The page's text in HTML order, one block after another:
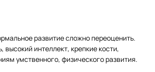
развитие сложно переоценить.
высокий интеллект, крепкие кости,
умственного, физического развития.